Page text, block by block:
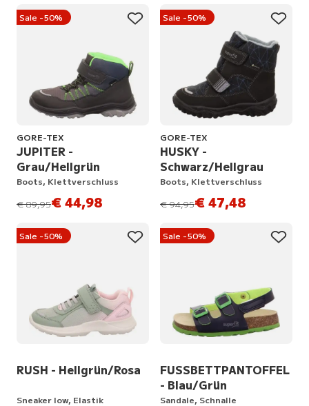
Sale -50%
GORE-TEX
JUPITER -
Grau/Hellgrün
Boots, Klettverschluss
statt
€ 89,95€ 44,98
Sale -50%
GORE-TEX
HUSKY -
Schwarz/Hellgrau
Boots, Klettverschluss
statt
€ 94,95€ 47,48
Sale -50%
RUSH - Hellgrün/Rosa
Sneaker low, Elastik
Sale -50%
FUSSBETTPANTOFFEL
- Blau/Grün
Sandale, Schnalle